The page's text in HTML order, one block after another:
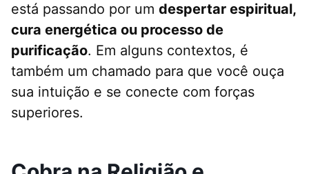
está passando por um despertar espiritual,
cura energética ou processo de
purificação. Em alguns contextos, é
também um chamado para que você ouça
sua intuição e se conecte com forças
superiores.